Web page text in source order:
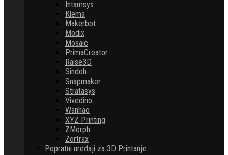
Intamsys
Klema
Makerbot
Modix
Mosaic
PrimaCreator
Raise3D
Sindoh
Snapmaker
Stratasys
Vivedino
Wanhao
XYZ Printing
ZMorph
Zortrax
Popratni uređaji za 3D Printanje